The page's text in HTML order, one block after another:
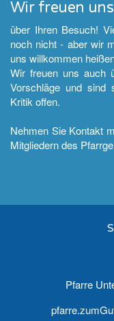
Wir freuen uns
über Ihren Besuch!
noch nicht - aber wir
uns willkommen
Wir freuen uns auch
Vorschläge und sind
Kritik offen.
Nehmen Sie Kontakt
Mitgliedern des
Pfarre